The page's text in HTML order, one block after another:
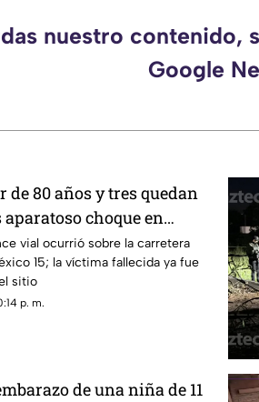
nuestro contenido,
Google
de 80 años y tres quedan
choque en
Ramos, Culiacán
vial ocurrió sobre la carretera
15; la víctima fallecida ya fue
sitio
p. m.
de una niña de 11